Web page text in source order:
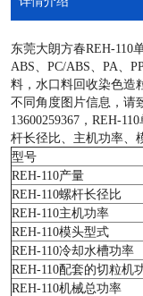
东莞大朗方春REH-110
ABS、PC/ABS、PA、
料，水口料回收染色造
不同角度图片信息，请
13600259367，REH-
杆长径比、主机功率、
型号
REH-110产量
REH-110螺杆长径比
REH-110主机功率
REH-110模头型式
REH-110冷却水槽功率
REH-110配套的切粒机
REH-110机械总功率